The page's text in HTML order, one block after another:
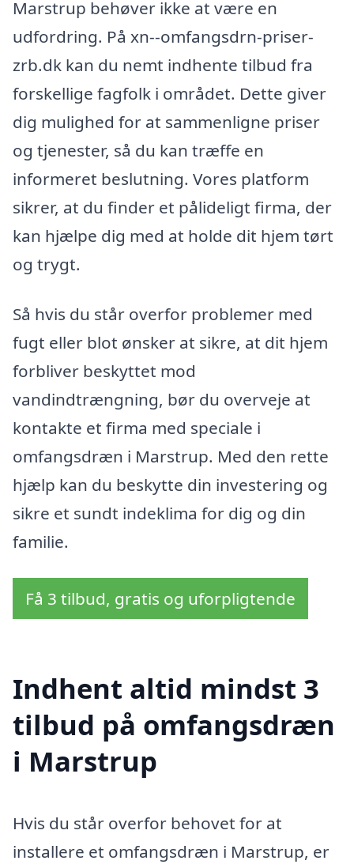
Marstrup behøver ikke at være en
udfordring. På xn--omfangsdrn-priser-
zrb.dk kan du nemt indhente tilbud fra
forskellige fagfolk i området. Dette giver
dig mulighed for at sammenligne priser
og tjenester, så du kan træffe en
informeret beslutning. Vores platform
sikrer, at du finder et pålideligt firma, der
kan hjælpe dig med at holde dit hjem tørt
og trygt.
Så hvis du står overfor problemer med
fugt eller blot ønsker at sikre, at dit hjem
forbliver beskyttet mod
vandindtrængning, bør du overveje at
kontakte et firma med speciale i
omfangsdræn i Marstrup. Med den rette
hjælp kan du beskytte din investering og
sikre et sundt indeklima for dig og din
familie.
Få 3 tilbud, gratis og uforpligtende
Indhent altid mindst 3
tilbud på omfangsdræn
i Marstrup
Hvis du står overfor behovet for at
installere et omfangsdræn i Marstrup, er